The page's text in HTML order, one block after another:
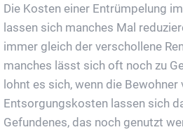
Die Kosten einer Entrümpelung
lassen sich manches Mal
immer gleich der verschollene
manches lässt sich oft noch zu
lohnt es sich, wenn die
Entsorgungskosten lassen sich
Gefundenes, das noch genutzt